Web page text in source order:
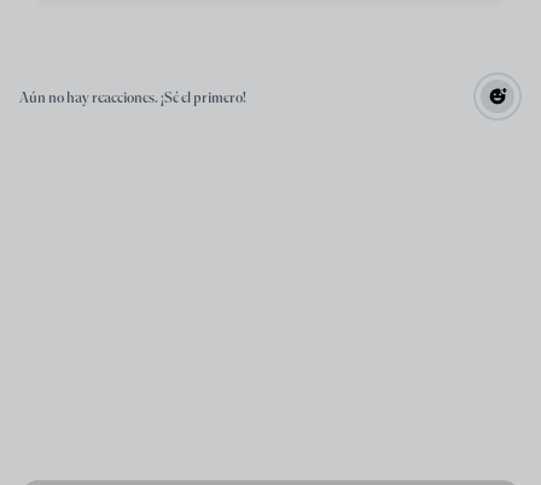
Aún no hay reacciones. ¡Sé el primero!